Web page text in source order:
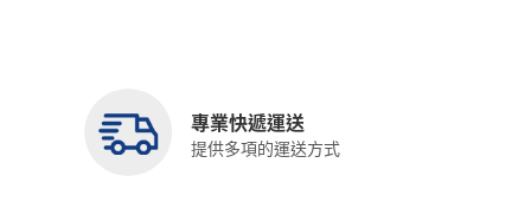
專業快遞運送
提供多項的運送方式